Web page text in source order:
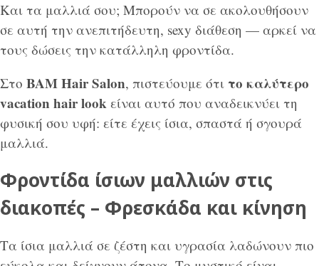
Και τα μαλλιά σου; Μπορούν να σε ακολουθήσουν
σε αυτή την ανεπιτήδευτη, sexy διάθεση — αρκεί να
τους δώσεις την κατάλληλη φροντίδα.
Στο BAM Hair Salon, πιστεύουμε ότι το καλύτερο
vacation hair look είναι αυτό που αναδεικνύει τη
φυσική σου υφή: είτε έχεις ίσια, σπαστά ή σγουρά
μαλλιά.
Φροντίδα ίσιων μαλλιών στις
διακοπές – Φρεσκάδα και κίνηση
Τα ίσια μαλλιά σε ζέστη και υγρασία λαδώνουν πιο